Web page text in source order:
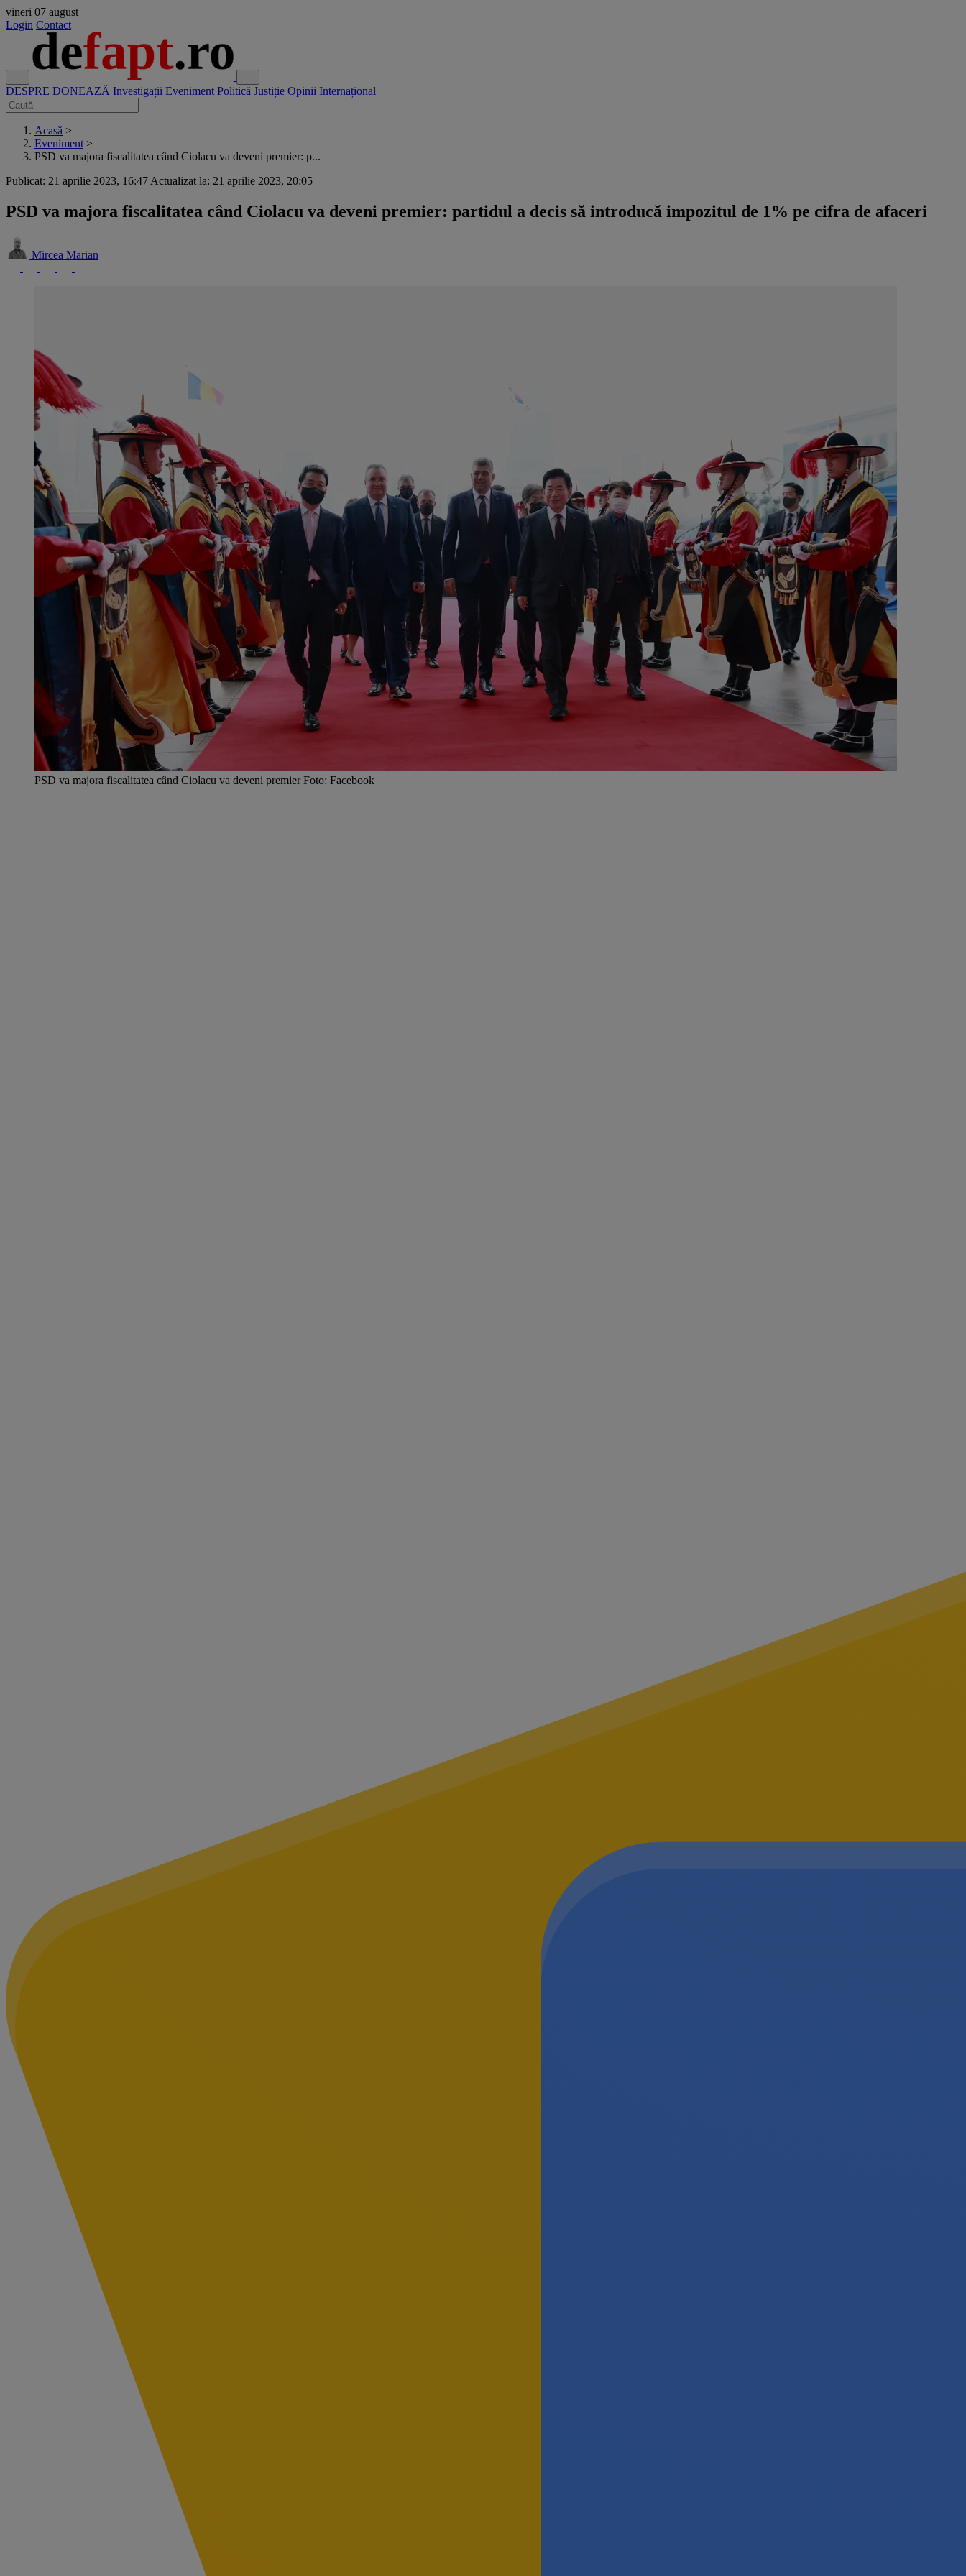
vineri 07 august
Login Contact
DESPRE DONEAZĂ Investigații Eveniment Politică Justiție Opinii Internațional
Acasă >
Eveniment >
PSD va majora fiscalitatea când Ciolacu va deveni premier: p...
Publicat: 21 aprilie 2023, 16:47 Actualizat la: 21 aprilie 2023, 20:05
PSD va majora fiscalitatea când Ciolacu va deveni premier: partidul a decis să introducă impozitul de 1% pe cifra de afaceri
Mircea Marian
PSD va majora fiscalitatea când Ciolacu va deveni premier Foto: Facebook